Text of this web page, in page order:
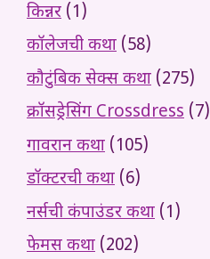
किन्नर (1)
कॉलेजची कथा (58)
कौटुंबिक सेक्स कथा (275)
क्रॉसड्रेसिंग Crossdress (7)
गावरान कथा (105)
डॉक्टरची कथा (6)
नर्सची कंपाउंडर कथा (1)
फेमस कथा (202)